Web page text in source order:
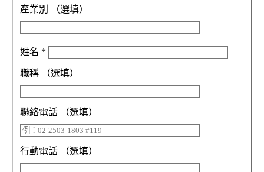
產業別 （選填）
姓名 *
職稱 （選填）
聯絡電話 （選填）
行動電話 （選填）